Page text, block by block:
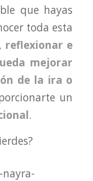
que hayas
toda esta
reflexionar e
mejorar
de la ira o
un
.